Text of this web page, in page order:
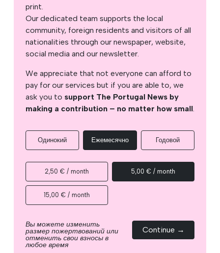
print.
Our dedicated team supports the local
community, foreign residents and visitors of all
nationalities through our newspaper, website,
social media and our newsletter.
We appreciate that not everyone can afford to
pay for our services but if you are able to, we
ask you to support The Portugal News by
making a contribution – no matter how small.
Одинокий Ежемесячно Годовой
2,50 € / month 5,00 € / month
15,00 € / month
Вы можете изменить
размер пожертвований или
отменить свои взносы в
любое время
Continue →